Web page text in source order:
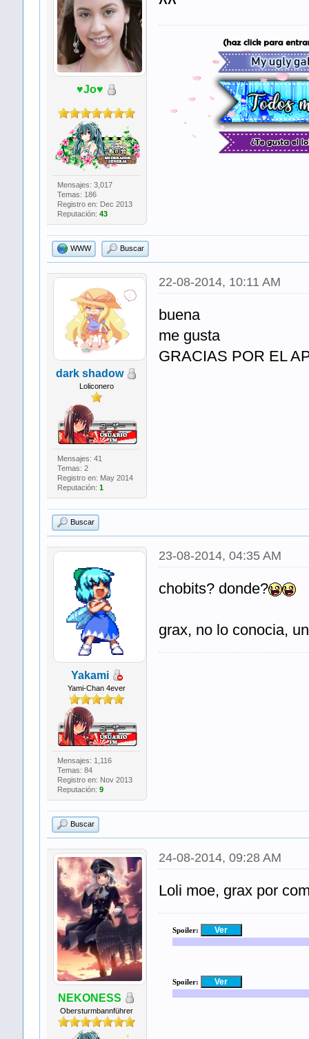
♥Jo♥
Mensajes: 3,017
Temas: 186
Registro en: Dec 2013
Reputación: 43
WWW Buscar
dark shadow
Loliconero
Mensajes: 41
Temas: 2
Registro en: May 2014
Reputación: 1
22-08-2014, 10:11 AM
buena
me gusta
GRACIAS POR EL
Buscar
Yakami
Yami-Chan 4ever
Mensajes: 1,116
Temas: 84
Registro en: Nov 2013
Reputación: 9
23-08-2014, 04:35 AM
chobits? donde?
grax, no lo conocia,
Buscar
NEKONESS
Obersturmbannführer
24-08-2014, 09:28 AM
Loli moe, grax por
Spoiler:
Spoiler: